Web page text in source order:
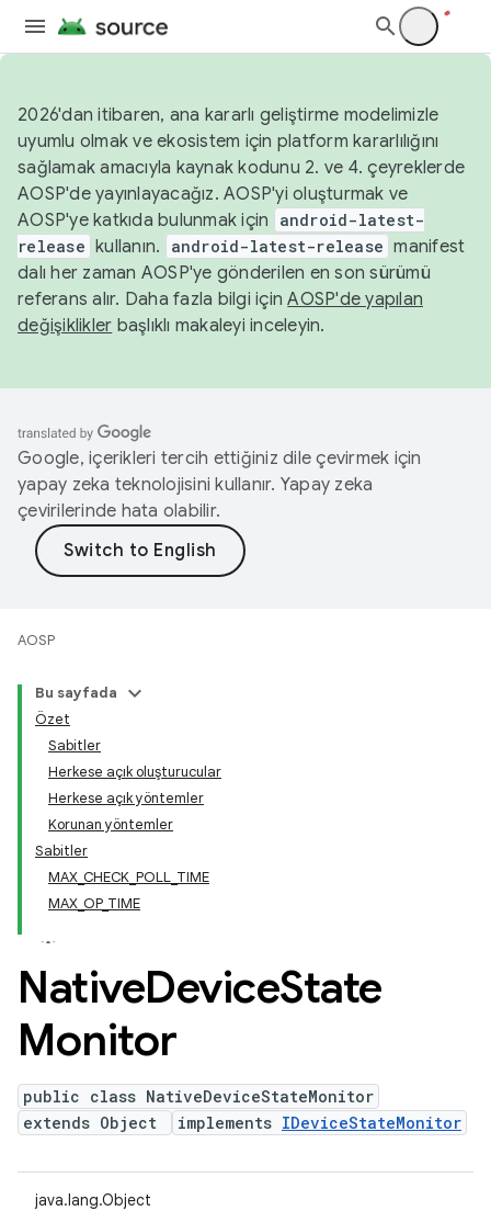
2026'dan itibaren, ana kararlı geliştirme modelimizle
uyumlu olmak ve ekosistem için platform kararlılığını
sağlamak amacıyla kaynak kodunu 2. ve 4. çeyreklerde
AOSP'de yayınlayacağız. AOSP'yi oluşturmak ve
AOSP'ye katkıda bulunmak için
android-latest-
release kullanın. android-latest-release manifest
dalı her zaman AOSP'ye gönderilen en son sürümü
referans alır. Daha fazla bilgi içinAOSP'de yapılan
değişiklikler başlıklı makaleyi inceleyin.
Google, içerikleri tercih ettiğiniz dile çevirmek için
yapay zeka teknolojisini kullanır. Yapay zeka
çevirilerinde hata olabilir.
AOSP
Bu sayfada
Özet
Sabitler
Herkese açık oluşturucular
Herkese açık yöntemler
Korunan yöntemler
Sabitler
MAX_CHECK_POLL_TIME
MAX_OP_TIME
NativeDeviceState
Monitor
public class NativeDeviceStateMonitor
extends Object
implements IDeviceStateMonitor
java.lang.Object